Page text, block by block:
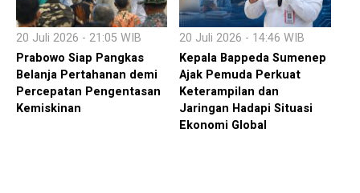
20 Juli 2026 - 21:05 WIB
Prabowo Siap Pangkas
Belanja Pertahanan demi
Percepatan Pengentasan
Kemiskinan
20 Juli 2026 - 14:46 WIB
Kepala Bappeda Sumenep
Ajak Pemuda Perkuat
Keterampilan dan
Jaringan Hadapi Situasi
Ekonomi Global